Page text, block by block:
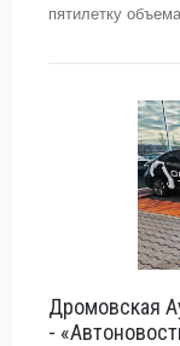
пятилетку
Дромовская
-